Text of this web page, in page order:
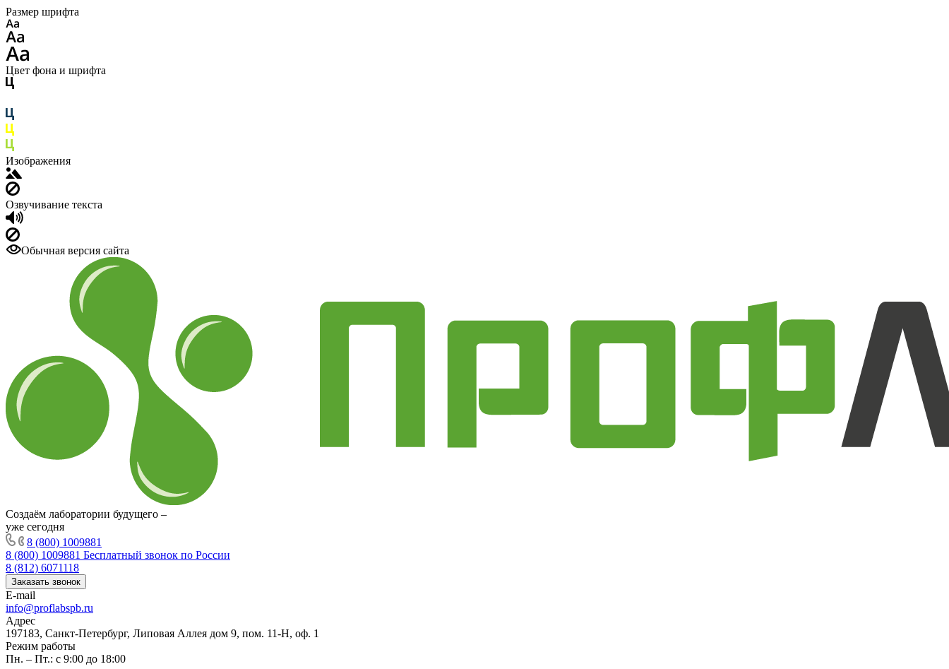
Размер шрифта
Цвет фона и шрифта
Изображения
Озвучивание текста
Обычная версия сайта
Создаём лаборатории будущего –
уже сегодня
8 (800) 1009881
8 (800) 1009881 Бесплатный звонок по России
8 (812) 6071118
Заказать звонок
E-mail
info@proflabspb.ru
Адрес
197183, Санкт-Петербург, Липовая Аллея дом 9, пом. 11-Н, оф. 1
Режим работы
Пн. – Пт.: с 9:00 до 18:00